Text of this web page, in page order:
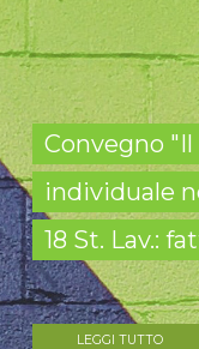
Convegno
individuale
18 St. Lav.:
LEGGI TUTTO